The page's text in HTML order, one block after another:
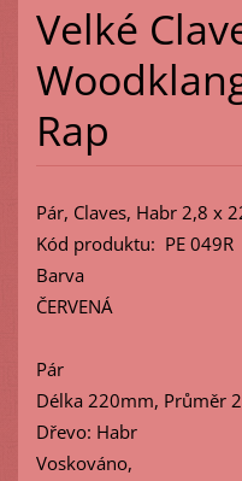
Velké
Rap
Pár, Claves, Habr 2,8 x
Kód produktu: PE
Barva
Pár
Délka 220mm, Průměr
Dřevo: Habr
Voskováno,